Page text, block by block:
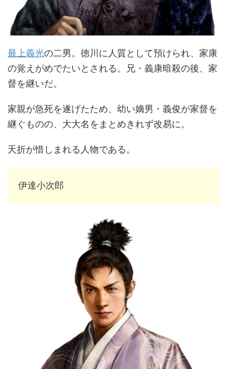
最上義光の二男。徳川に人質として預けられ、家康
の覚えがめでたいとされる。兄・義康暗殺の後、家
督を継いだ。
家親が急死を遂げたため、幼い嫡男・義俊が家督を
継ぐものの、大大名をまとめきれず改易に。
夭折が惜しまれる人物である。
伊達小次郎